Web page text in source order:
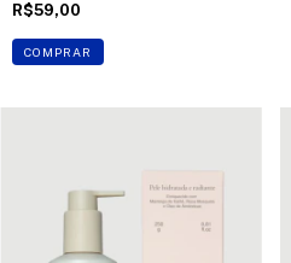
R$59,00
COMPRAR